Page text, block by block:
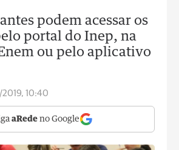
podem acessar os
portal do Inep, na
ou pelo aplicativo
2019, 10:40
aRede no Google